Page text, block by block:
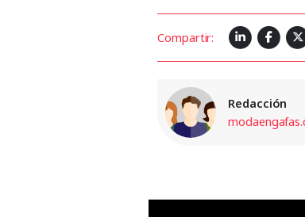
Compartir:
Redacción